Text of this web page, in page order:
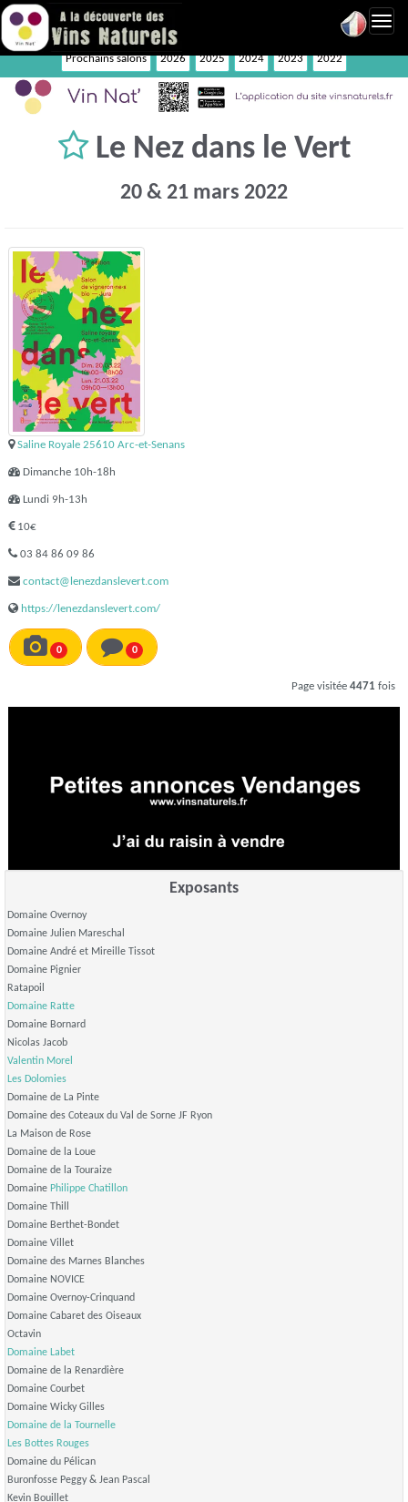
Prochains salons 2026 2025 2024 2023 2022
Le Nez dans le Vert
20 & 21 mars 2022
Saline Royale 25610 Arc-et-Senans
Dimanche 10h-18h
Lundi 9h-13h
10€
03 84 86 09 86
contact@lenezdanslevert.com
https://lenezdanslevert.com/
0 0
Page visitée 4471 fois
Exposants
Domaine Overnoy
Domaine Julien Mareschal
Domaine André et Mireille Tissot
Domaine Pignier
Ratapoil
Domaine Ratte
Domaine Bornard
Nicolas Jacob
Valentin Morel
Les Dolomies
Domaine de La Pinte
Domaine des Coteaux du Val de Sorne JF Ryon
La Maison de Rose
Domaine de la Loue
Domaine de la Touraize
Domaine Philippe Chatillon
Domaine Thill
Domaine Berthet-Bondet
Domaine Villet
Domaine des Marnes Blanches
Domaine NOVICE
Domaine Overnoy-Crinquand
Domaine Cabaret des Oiseaux
Octavin
Domaine Labet
Domaine de la Renardière
Domaine Courbet
Domaine Wicky Gilles
Domaine de la Tournelle
Les Bottes Rouges
Domaine du Pélican
Buronfosse Peggy & Jean Pascal
Kevin Bouillet